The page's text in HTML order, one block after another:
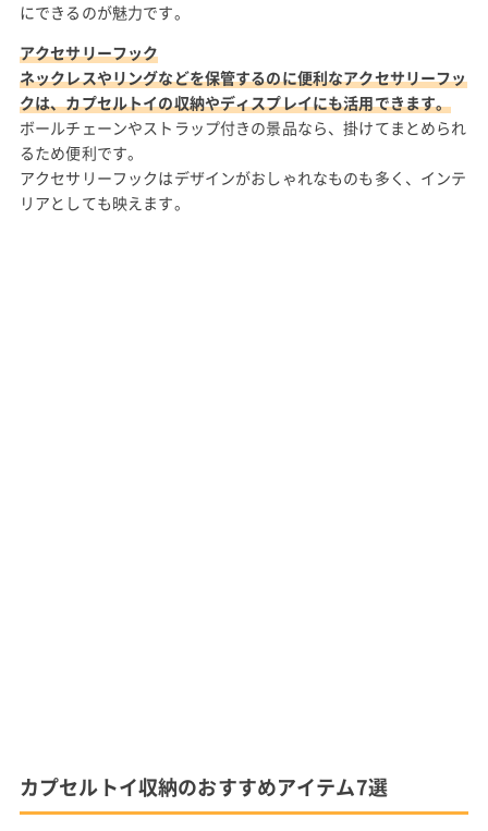
にできるのが魅力です。
アクセサリーフック
ネックレスやリングなどを保管するのに便利なアクセサリーフッ
クは、カプセルトイの収納やディスプレイにも活用できます。
ボールチェーンやストラップ付きの景品なら、掛けてまとめられ
るため便利です。
アクセサリーフックはデザインがおしゃれなものも多く、インテ
リアとしても映えます。
カプセルトイ収納のおすすめアイテム7選